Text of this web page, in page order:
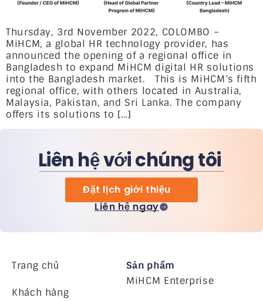
Thursday, 3rd November 2022, COLOMBO –
MiHCM, a global HR technology provider, has
announced the opening of a regional office in
Bangladesh to expand MiHCM digital HR solutions
into the Bangladesh market. This is MiHCM’s fifth
regional office, with others located in Australia,
Malaysia, Pakistan, and Sri Lanka. The company
offers its solutions to […]
Liên hệ với chúng tôi
Đặt lịch giới thiệu
Liên hệ ngay
Trang chủ
Khách hàng
Sản phẩm
MiHCM Enterprise